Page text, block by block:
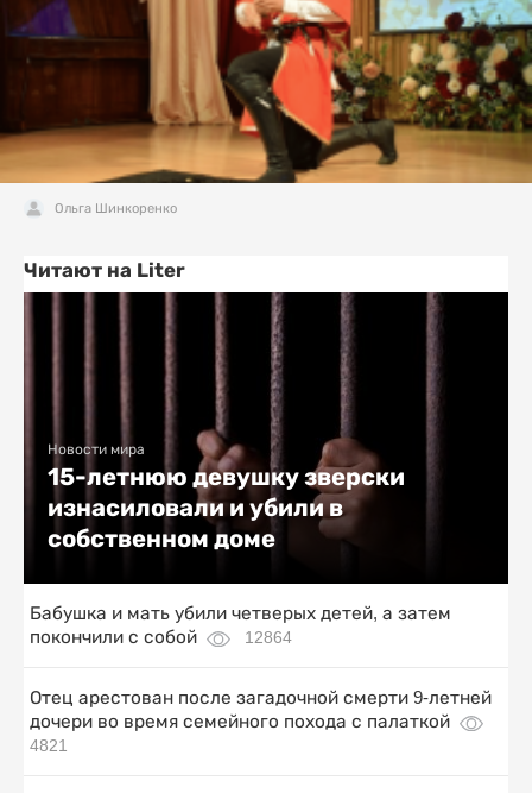
Ольга Шинкоренко
Читают на Liter
Новости мира
15-летнюю девушку зверски
изнасиловали и убили в
собственном доме
Бабушка и мать убили четверых детей, а затем
покончили с собой
12864
Отец арестован после загадочной смерти 9-летней
дочери во время семейного похода с палаткой
4821